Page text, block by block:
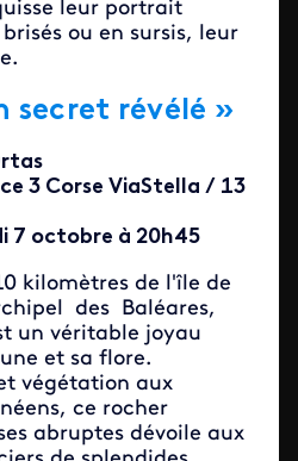
leur portrait
ou en sursis, leur
secret révélé »
3 Corse ViaStella / 13
7 octobre à 20h45
kilomètres de l'île de
des Baléares,
un véritable joyau
et sa flore.
végétation aux
ce rocher
abruptes dévoile aux